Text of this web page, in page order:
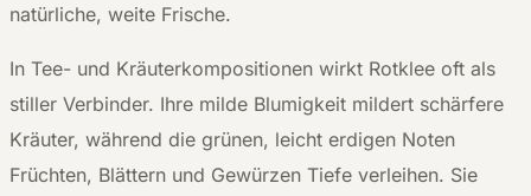
natürliche, weite Frische.
In Tee- und Kräuterkompositionen wirkt Rotklee oft als
stiller Verbinder. Ihre milde Blumigkeit mildert schärfere
Kräuter, während die grünen, leicht erdigen Noten
Früchten, Blättern und Gewürzen Tiefe verleihen. Sie